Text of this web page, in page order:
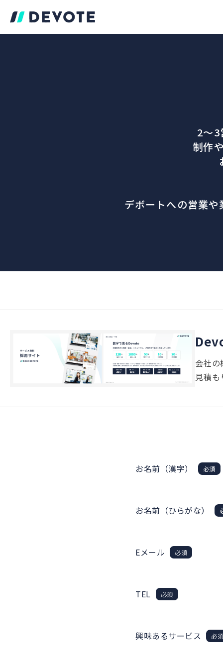
2～3
制作
デボートへの営業
会社
見積も
お名前（漢字） 必須
お名前（ひらがな）
Eメール 必須
TEL 必須
興味あるサービス 必須